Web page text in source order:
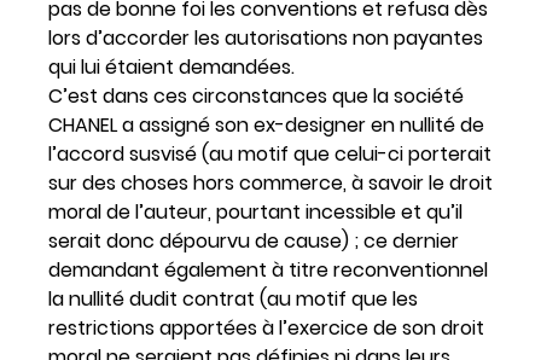
pas de bonne foi les conventions et refusa dès
lors d’accorder les autorisations non payantes
qui lui étaient demandées.
C’est dans ces circonstances que la société
CHANEL a assigné son ex-designer en nullité de
l’accord susvisé (au motif que celui-ci porterait
sur des choses hors commerce, à savoir le droit
moral de l’auteur, pourtant incessible et qu’il
serait donc dépourvu de cause) ; ce dernier
demandant également à titre reconventionnel
la nullité dudit contrat (au motif que les
restrictions apportées à l’exercice de son droit